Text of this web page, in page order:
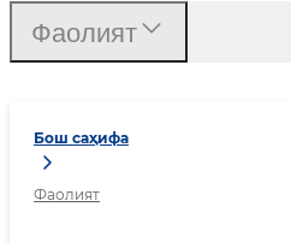
Бош саҳифа
Фаолият
Фаолият